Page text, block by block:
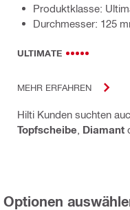
Produktklasse:
Durchmesser: 125
ULTIMATE
MEHR ERFAHREN
Hilti Kunden suchten
Topfscheibe Diamant
Optionen